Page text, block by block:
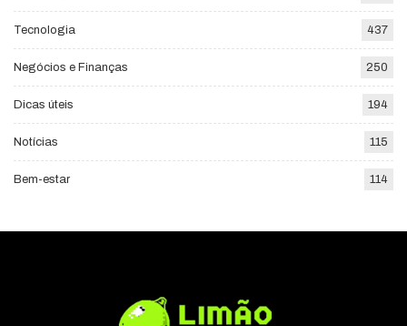
Tecnologia 437
Negócios e Finanças 250
Dicas úteis 194
Notícias 115
Bem-estar 114